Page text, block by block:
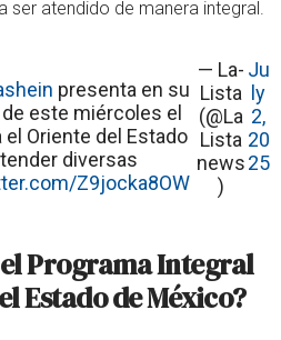
ser atendido de manera integral.
presenta en su
este miércoles el
Oriente del Estado
diversas
Z9jocka8OW
— La-
Lista
(@La
Lista
news
)
Ju
ly
2,
20
25
Programa Integral
Estado de México?